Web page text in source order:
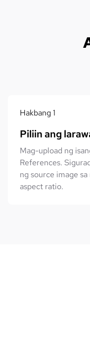
Hakbang1
Piliin ang
Mag-upload ng
References.
ng source image
aspect ratio.